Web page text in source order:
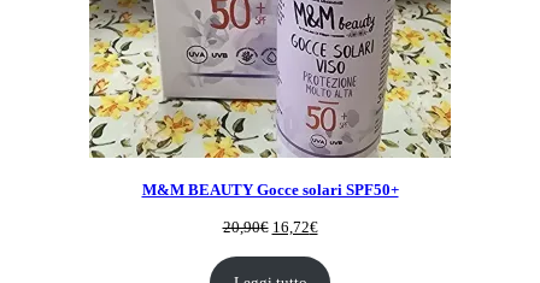
M&M BEAUTY Gocce solari SPF50+
20,90€ Il
prezzo
16,72€Il